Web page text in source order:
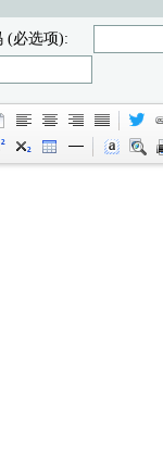
(必选项):